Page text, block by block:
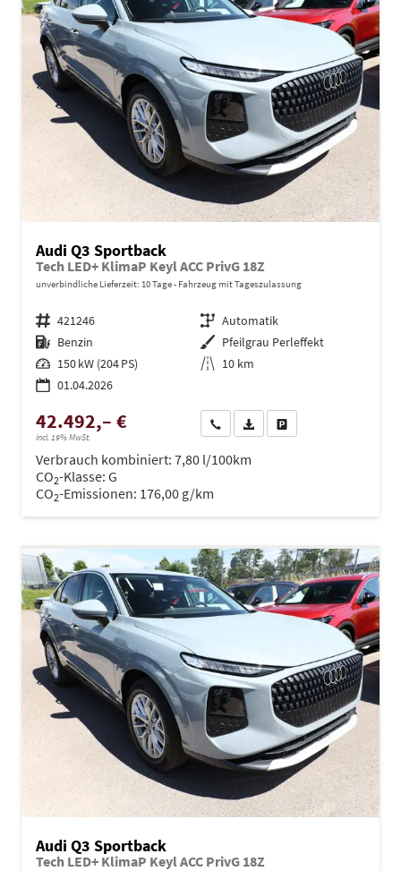
Audi Q3 Sportback
Tech LED+ KlimaP Keyl ACC PrivG 18Z
unverbindliche Lieferzeit: 10 Tage Fahrzeug mit Tageszulassung
Fahrzeugnr. 421246 Getriebe Automatik
Kraftstoff Benzin Außenfarbe Pfeilgrau Perleffekt
Leistung 150 kW (204 PS) Kilometerstand 10 km
01.04.2026
42.492,– €
incl. 19% MwSt.
Wir rufen Sie anPDF-Datei, Fahrzeugexposé
Verbrauch kombiniert: 7,80 l/100km
CO2-Klasse: G
CO2-Emissionen: 176,00 g/km
Audi Q3 Sportback
Tech LED+ KlimaP Keyl ACC PrivG 18Z